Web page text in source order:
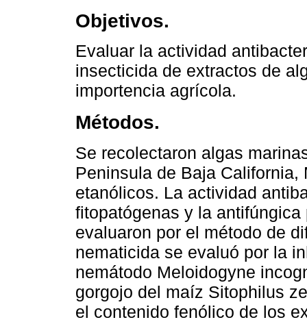
Objetivos.
Evaluar la actividad
insecticida de extractos de
importencia agrícola.
Métodos.
Se recolectaron algas
Peninsula de Baja
etanólicos. La actividad
fitopatógenas y la
evaluaron por el método de
nematicida se evaluó por la
nemátodo Meloidogyne
gorgojo del maíz Sitophilus
el contenido fenólico de los